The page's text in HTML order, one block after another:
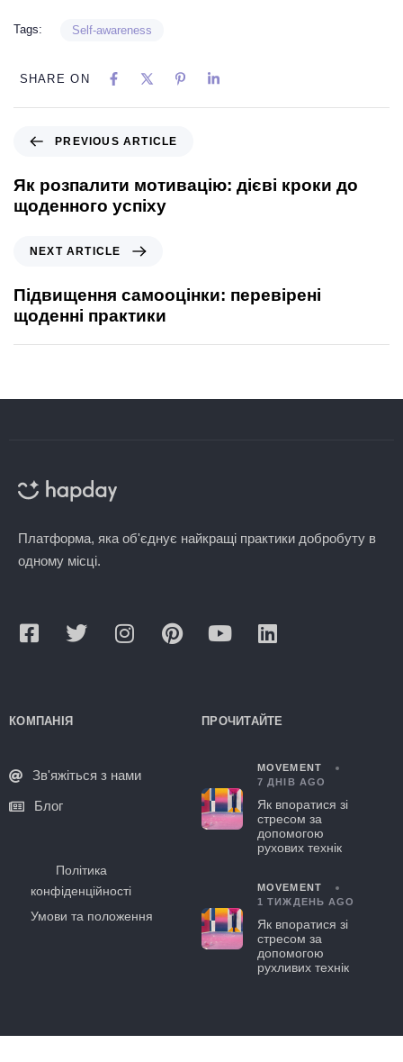
Tags: Self-awareness
SHARE ON
PREVIOUS ARTICLE
Як розпалити мотивацію: дієві кроки до
щоденного успіху
NEXT ARTICLE
Підвищення самооцінки: перевірені
щоденні практики
Платформа, яка об'єднує найкращі практики добробуту в
одному місці.
КОМПАНІЯ
Зв'яжіться з нами
Блог
Політика
конфіденційності
Умови та положення
ПРОЧИТАЙТЕ
MOVEMENT
7 ДНІВ AGO
Як впоратися зі
стресом за
допомогою
рухових технік
MOVEMENT
1 ТИЖДЕНЬ AGO
Як впоратися зі
стресом за
допомогою
рухливих технік